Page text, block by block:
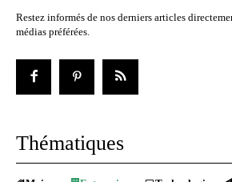
Restez informés de nos derniers articles
médias préférées.
Thématiques